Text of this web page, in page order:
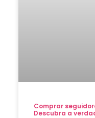
Comprar
Descubra a